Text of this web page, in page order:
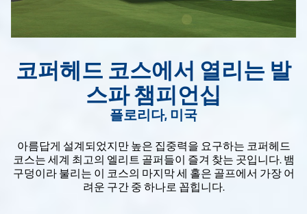
코퍼헤드 코스에서 열리는 발
스파 챔피언십
플로리다, 미국
아름답게 설계되었지만 높은 집중력을 요구하는 코퍼헤드
코스는 세계 최고의 엘리트 골퍼들이 즐겨 찾는 곳입니다. 뱀
구덩이라 불리는 이 코스의 마지막 세 홀은 골프에서 가장 어
려운 구간 중 하나로 꼽힙니다.